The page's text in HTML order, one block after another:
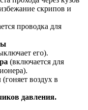
скрипов и
проводка для
его).
(включается для
(гоняет воздух в
давления.